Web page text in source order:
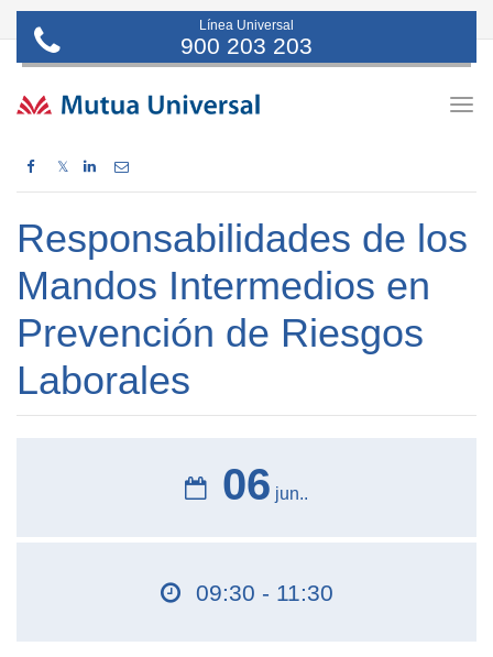
Línea Universal
900 203 203
𝕏
Responsabilidades de los
Mandos Intermedios en
Prevención de Riesgos
Laborales
06 jun..
09:30 - 11:30